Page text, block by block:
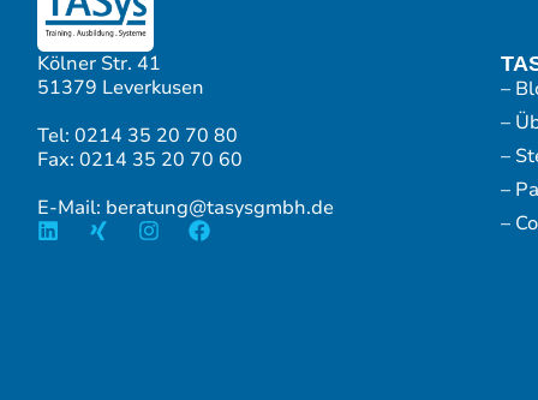
Kölner Str. 41
51379 Leverkusen
Tel: 0214 35 20 70 80
Fax: 0214 35 20 70 60
E-Mail: beratung@tasysgmbh.de
–
–
–
–
–